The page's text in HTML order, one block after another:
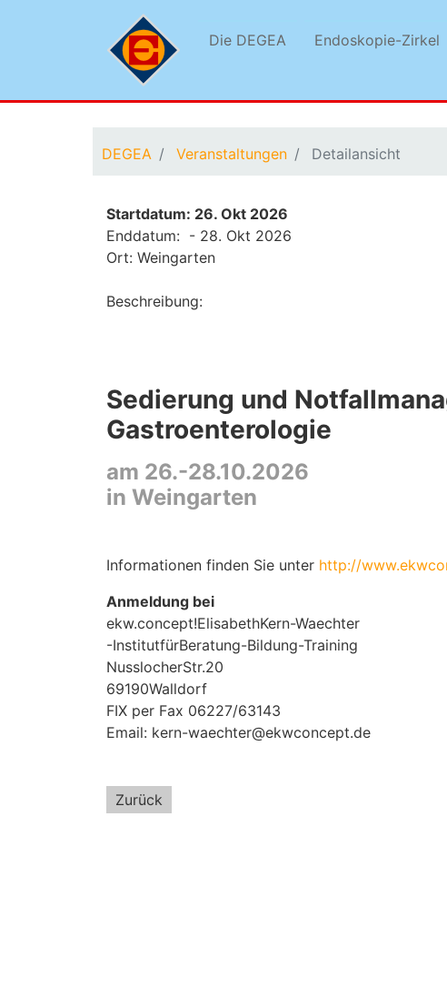
Die DEGEA Endoskopie-Zirkel
DEGEA Veranstaltungen Detailansicht
Startdatum: 26. Okt 2026
Enddatum: - 28. Okt 2026
Ort: Weingarten
Beschreibung:
Sedierung und
Gastroenterologie
am 26.-28.10.2026
in Weingarten
Informationen finden Sie unter http://
Anmeldung bei
ekw.concept!ElisabethKern-Waechter
-InstitutfürBeratung-Bildung-Training
NusslocherStr.20
69190Walldorf
FIX per Fax 06227/63143
Email: kern-waechter@ekwconcept.de
Zurück